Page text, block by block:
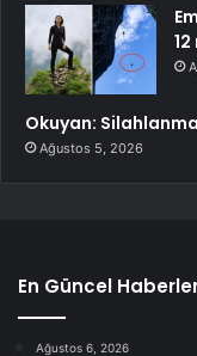
Okuyan:
Ağustos 5, 2026
En Güncel
Ağustos 6, 2026